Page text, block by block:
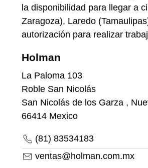
la disponibilidad para llegar a
Zaragoza), Laredo
autorización para realizar
Holman
La Paloma 103
Roble San Nicolás
San Nicolás de los Garza ,
66414 Mexico
(81) 83534183
ventas@holman.com.mx